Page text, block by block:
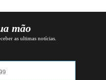
mão
as ultimas notícias.